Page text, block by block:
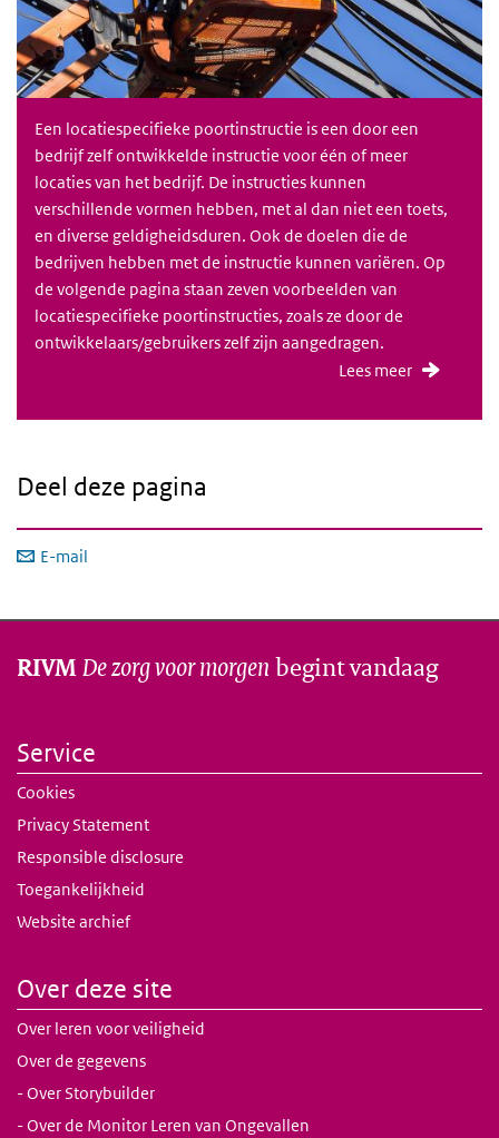
Een locatiespecifieke poortinstructie is een door een
bedrijf zelf ontwikkelde instructie voor één of meer
locaties van het bedrijf. De instructies kunnen
verschillende vormen hebben, met al dan niet een toets,
en diverse geldigheidsduren. Ook de doelen die de
bedrijven hebben met de instructie kunnen variëren. Op
de volgende pagina staan zeven voorbeelden van
locatiespecifieke poortinstructies, zoals ze door de
ontwikkelaars/gebruikers zelf zijn aangedragen.
Lees meer
Deel deze pagina
E-mail
RIVM De zorg voor morgen begint vandaag
Service
Cookies
Privacy Statement
Responsible disclosure
Toegankelijkheid
Website archief
Over deze site
Over leren voor veiligheid
Over de gegevens
- Over Storybuilder
- Over de Monitor Leren van Ongevallen